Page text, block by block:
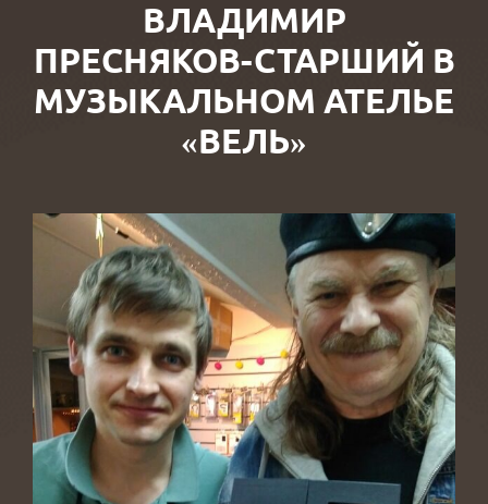
ВЛАДИМИР
ПРЕСНЯКОВ-СТАРШИЙ В
МУЗЫКАЛЬНОМ АТЕЛЬЕ
«ВЕЛЬ»